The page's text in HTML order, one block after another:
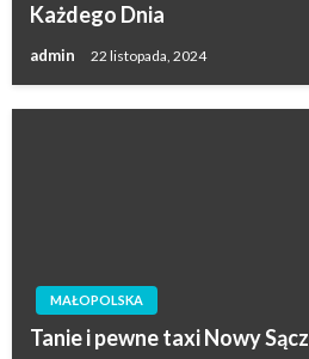
Każdego Dnia
admin 22 listopada, 2024
MAŁOPOLSKA
Tanie i pewne taxi Nowy Sącz